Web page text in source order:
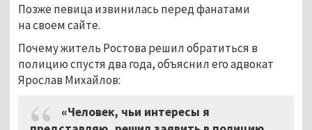
Позже певица извинилась перед фанатами
на своем сайте.
Почему житель Ростова решил обратиться в
полицию спустя два года, объяснил его адвокат
Ярослав Михайлов:
«Человек, чьи интересы я